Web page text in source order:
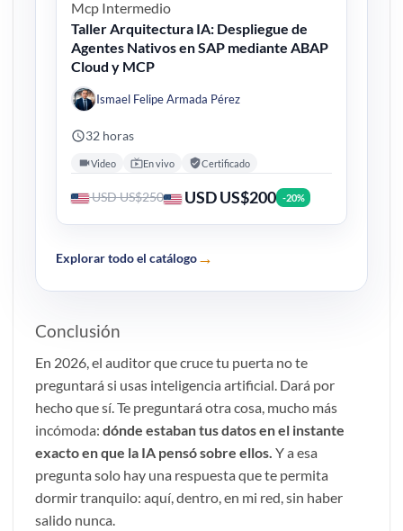
Mcp Intermedio
Taller Arquitectura IA: Despliegue de
Agentes Nativos en SAP mediante ABAP
Cloud y MCP
Ismael Felipe Armada Pérez
32 horas
Video En vivo Certificado
USD US$250 USD US$200 -20%
Explorar todo el catálogo→
Conclusión
En 2026, el auditor que cruce tu puerta no te
preguntará si usas inteligencia artificial. Dará por
hecho que sí. Te preguntará otra cosa, mucho más
incómoda: dónde estaban tus datos en el instante
exacto en que la IA pensó sobre ellos. Y a esa
pregunta solo hay una respuesta que te permita
dormir tranquilo: aquí, dentro, en mi red, sin haber
salido nunca.